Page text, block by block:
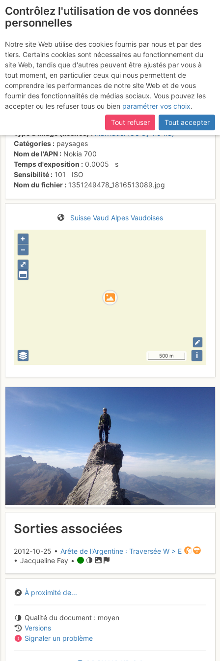
Haut perché sur le
sommet W
Activités
Date/heure
Jacqueline Fey
individuel (CC by-nc-nd)
Catégories
paysages
Nom de l'APN
Nokia 700
Temps d'exposition
0.0005
s
Sensibilité
101
ISO
Nom du fichier
1351249478_1816513089.jpg
Suisse Vaud Alpes Vaudoises
⤢
+
–
500 m i
Sorties associées
2012-10-25 • Arête de l'Argentine : Traversée W > E
• Jacqueline Fey •
À proximité de...
Qualité du document
moyen
Versions
Signaler un problème
Contrôlez l'utilisation de vos données
personnelles
Notre site Web utilise des cookies fournis par nous et par des
tiers. Certains cookies sont nécessaires au fonctionnement du
site Web, tandis que d'autres peuvent être ajustés par vous à
tout moment, en particulier ceux qui nous permettent de
comprendre les performances de notre site Web et de vous
fournir des fonctionnalités de médias sociaux. Vous pouvez les
accepter ou les refuser tous ou bien paramétrer vos choix.
Tout refuser
Tout accepter